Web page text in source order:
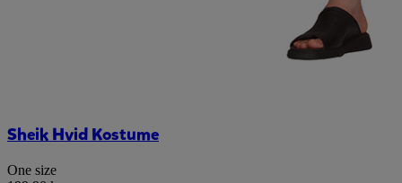
Sheik Hvid Kostume
One size